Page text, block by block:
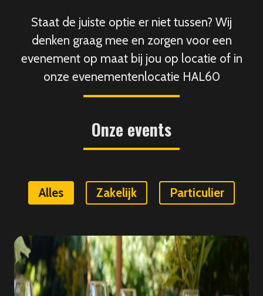
Staat de juiste optie er niet tussen? Wij
denken graag mee en zorgen voor een
evenement op maat bij jou op locatie of in
onze evenementenlocatie HAL60
Onze events
Alles Zakelijk Particulier